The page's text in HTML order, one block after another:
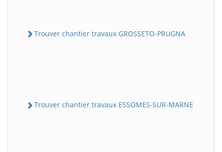
Trouver chantier travaux GROSSETO-PRUGNA
Trouver chantier travaux ESSOMES-SUR-MARNE